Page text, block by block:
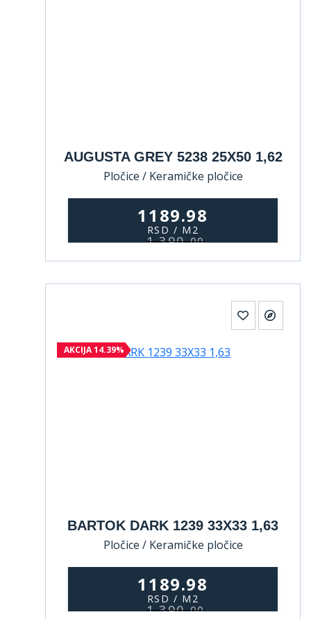
AUGUSTA GREY 5238 25X50 1,62
Pločice / Keramičke pločice
1189.98
RSD / M2
1.390,00
AKCIJA 14.39%
BARTOK DARK 1239 33X33 1,63
Pločice / Keramičke pločice
1189.98
RSD / M2
1.390,00